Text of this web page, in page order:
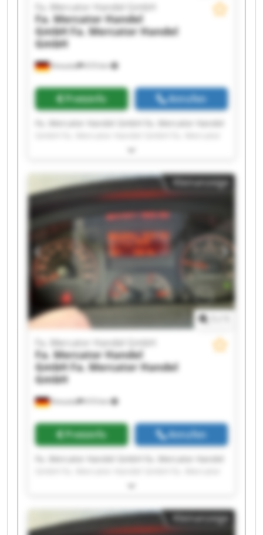
Kreuztal 610 km
Fa. Mercator Handel GmbH
Fa. Mercator Handel
GmbHFa. Mercator Handel
GmbH
Preisinfo Anrufen
Handel GmbH Fa. Mercator Handel GmbH Fa.
GmbH Fa. Mercator Handel GmbH Fa. Mercator
Handel GmbH Fa. Mercator Handel GmbH Fa.
Mercator Handel GmbH Fa. Mercator Handel
GmbH Fa. Mercator Handel GmbH Fa. Mercator
Handel GmbH Fa. Mercator Handel GmbH Fa.
Mercator Handel GmbH Fa. Mercator Handel
GmbH Fa. Mercator Handel GmbH Fa. Mercator
Handel GmbH Fa. Mercator Handel GmbH
Kleinanzeige
Kreuztal 610 km
Fa. Mercator Handel GmbH
Fa. Mercator Handel
GmbHFa. Mercator Handel
GmbH
Preisinfo Anrufen
Handel GmbH Fa. Mercator Handel GmbH Fa.
GmbH Fa. Mercator Handel GmbH Fa. Mercator
Handel GmbH Fa. Mercator Handel GmbH Fa.
Kleinanzeige